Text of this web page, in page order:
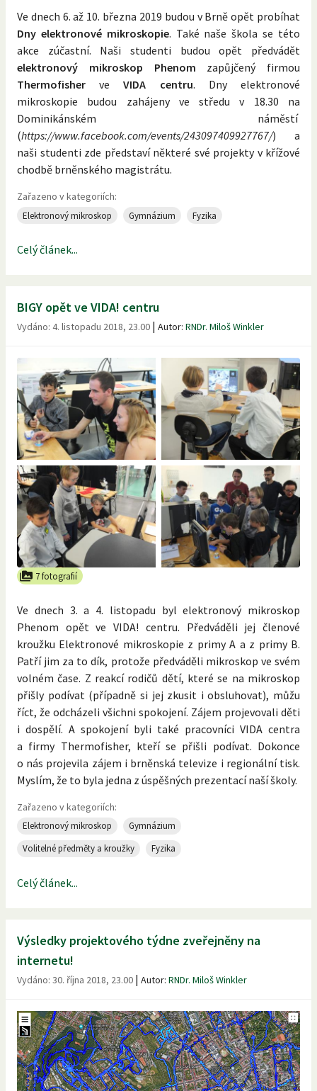
Ve dnech 6. až 10. března 2019 budou v Brně opět probíhat
Dny elektronové mikroskopie. Také naše škola se této
akce zúčastní. Naši studenti budou opět předvádět
elektronový mikroskop Phenom zapůjčený firmou
ThermofisherveVIDA centru. Dny elektronové
mikroskopie budou zahájeny ve středu v 18.30 na
Dominikánském náměstí
(https://www.facebook.com/events/243097409927767/) a
naši studenti zde představí některé své projekty v křížové
chodbě brněnského magistrátu.
Zařazeno v kategoriích:
Elektronový mikroskop Gymnázium Fyzika
Celý článek...
BIGY opět ve VIDA! centru
Vydáno: 4. listopadu 2018, 23.00 | Autor: RNDr. Miloš Winkler
7 fotografií
Ve dnech 3. a 4. listopadu byl elektronový mikroskop
Phenom opět ve VIDA! centru. Předváděli jej členové
kroužku Elektronové mikroskopie z primy A a z primy B.
Patří jim za to dík, protože předváděli mikroskop ve svém
volném čase. Z reakcí rodičů dětí, které se na mikroskop
přišly podívat (případně si jej zkusit i obsluhovat), můžu
říct, že odcházeli všichni spokojení. Zájem projevovali děti
i dospělí. A spokojení byli také pracovníci VIDA centra
a firmy Thermofisher, kteří se přišli podívat. Dokonce
o nás projevila zájem i brněnská televize i regionální tisk.
Myslím, že to byla jedna z úspěšných prezentací naší školy.
Zařazeno v kategoriích:
Elektronový mikroskop
Gymnázium
Volitelné předměty a kroužky
Fyzika
Celý článek...
Výsledky projektového týdne zveřejněny na
internetu!
Vydáno: 30. října 2018, 23.00 | Autor: RNDr. Miloš Winkler